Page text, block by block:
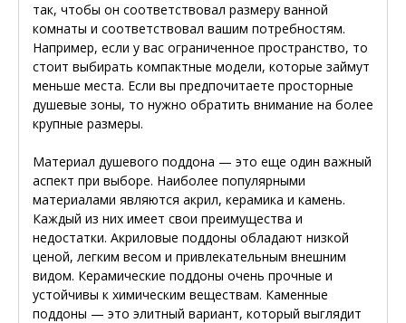
так, чтобы он соответствовал размеру ванной
комнаты и соответствовал вашим потребностям.
Например, если у вас ограниченное пространство, то
стоит выбирать компактные модели, которые займут
меньше места. Если вы предпочитаете просторные
душевые зоны, то нужно обратить внимание на более
крупные размеры.
Материал душевого поддона — это еще один важный
аспект при выборе. Наиболее популярными
материалами являются акрил, керамика и камень.
Каждый из них имеет свои преимущества и
недостатки. Акриловые поддоны обладают низкой
ценой, легким весом и привлекательным внешним
видом. Керамические поддоны очень прочные и
устойчивы к химическим веществам. Каменные
поддоны — это элитный вариант, который выглядит